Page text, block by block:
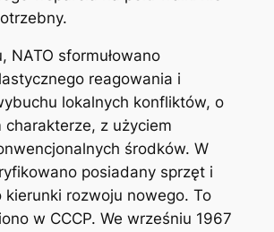
NATO sformułowano
reagowania i
lokalnych konfliktów, o
charakterze, z użyciem
środków. W
posiadany sprzęt i
kierunki rozwoju nowego. To
w CCCP. We wrześniu 1967